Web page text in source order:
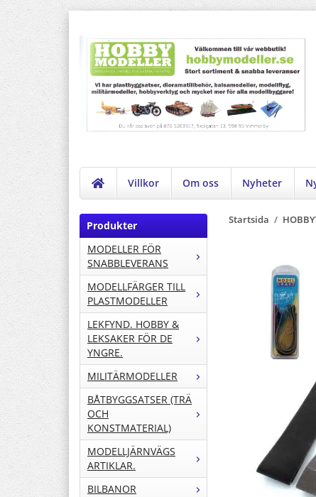
Villkor Om oss Nyheter
Produkter
MODELLER FÖR
SNABBLEVERANS
MODELLFÄRGER TILL
PLASTMODELLER
LEKFYND. HOBBY &
LEKSAKER FÖR DE
YNGRE.
MILITÄRMODELLER
BÅTBYGGSATSER (TRÄ
OCH
KONSTMATERIAL)
MODELLJÄRNVÄGS
ARTIKLAR.
BILBANOR
Startsida /